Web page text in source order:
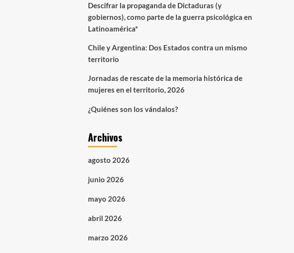
Descifrar la propaganda de Dictaduras (y
gobiernos), como parte de la guerra psicológica en
Latinoamérica*
Chile y Argentina: Dos Estados contra un mismo
territorio
Jornadas de rescate de la memoria histórica de
mujeres en el territorio, 2026
¿Quiénes son los vándalos?
Archivos
agosto 2026
junio 2026
mayo 2026
abril 2026
marzo 2026